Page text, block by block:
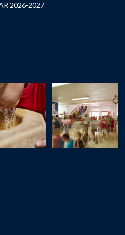
2026-2027